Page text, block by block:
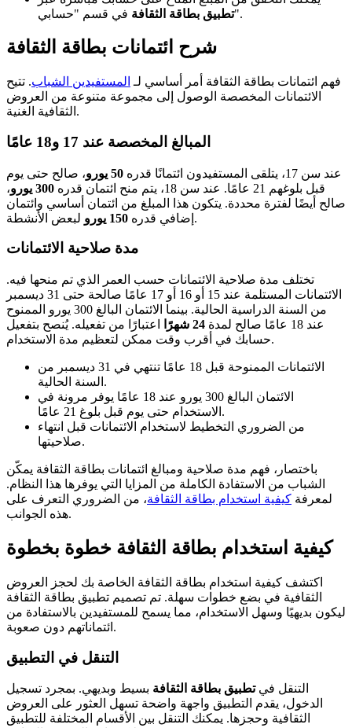
تطبيق بطاقة الثقافةفي قسم "حسابي".
شرح ائتمانات بطاقة الثقافة
فهم ائتمانات بطاقة الثقافة أمر أساسي لـ المستفيدين الشباب. تتيح
الائتمانات المخصصة الوصول إلى مجموعة متنوعة من العروض
الثقافية الغنية.
المبالغ المخصصة عند 17 و18 عامًا
عند سن 17، يتلقى المستفيدون ائتمانًا قدره 50 يورو
، صالح حتى يوم
قبل بلوغهم 21 عامًا. عند سن 18، يتم منح ائتمان قدره
300 يورو
،
صالح أيضًا لفترة محددة. يتكون هذا المبلغ من ائتمان أساسي وائتمان
إضافي قدره 150 يورو لبعض الأنشطة.
مدة صلاحية الائتمانات
تختلف مدة صلاحية الائتمانات حسب العمر الذي تم منحها فيه.
الائتمانات المستلمة عند 15 أو 16 أو 17 عامًا صالحة حتى 31 ديسمبر
من السنة الدراسية الحالية. بينما الائتمان البالغ 300 يورو الممنوح
عند 18 عامًا صالح لمدة
24 شهرًا
اعتبارًا من تفعيله. يُنصح بتفعيل
حسابك في أقرب وقت ممكن لتعظيم مدة الاستخدام.
الائتمانات الممنوحة قبل 18 عامًا تنتهي في 31 ديسمبر من
السنة الحالية.
الائتمان البالغ 300 يورو عند 18 عامًا يوفر مرونة في
الاستخدام حتى يوم قبل بلوغ 21 عامًا.
من الضروري التخطيط لاستخدام الائتمانات قبل انتهاء
صلاحيتها.
باختصار، فهم مدة صلاحية ومبالغ ائتمانات بطاقة الثقافة يمكّن
الشباب من الاستفادة الكاملة من المزايا التي يوفرها هذا النظام.
لمعرفة كيفية استخدام بطاقة الثقافة، من الضروري التعرف على
هذه الجوانب.
كيفية استخدام بطاقة الثقافة خطوة بخطوة
اكتشف كيفية استخدام بطاقة الثقافة الخاصة بك لحجز العروض
الثقافية في بضع خطوات سهلة. تم تصميم تطبيق بطاقة الثقافة
ليكون بديهيًا وسهل الاستخدام، مما يسمح للمستفيدين بالاستفادة من
ائتماناتهم دون صعوبة.
التنقل في التطبيق
التنقل فيتطبيق بطاقة الثقافة بسيط وبديهي. بمجرد تسجيل
الدخول، يقدم التطبيق واجهة واضحة تسهل العثور على العروض
الثقافية وحجزها. يمكنك التنقل بين الأقسام المختلفة للتطبيق